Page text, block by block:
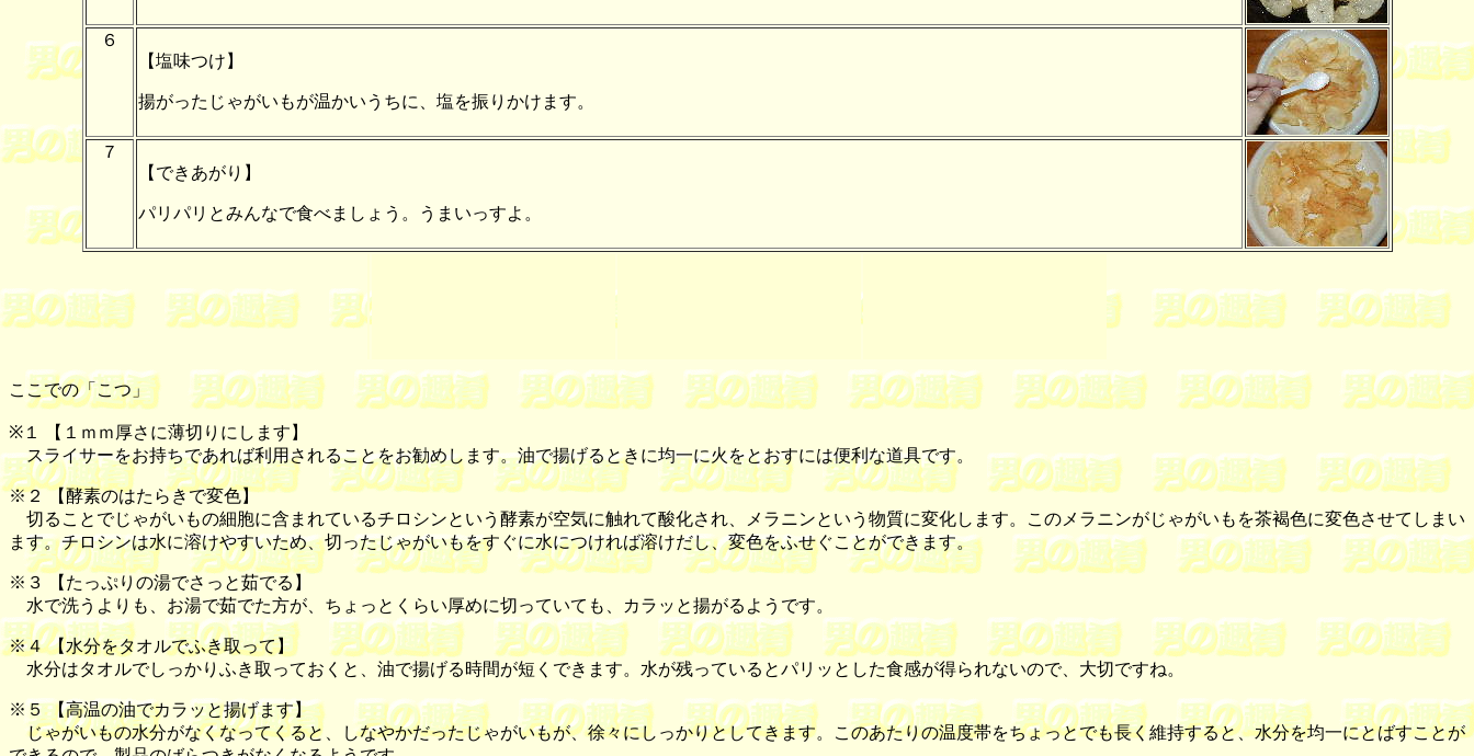
６
【塩味つけ】
揚がったじゃがいもが温かいうちに、塩を振りかけます。
７
【できあがり】
パリパリとみんなで食べましょう。うまいっすよ。
ここでの「こつ」
※１ 【 １ｍｍ厚さに薄切りにします 】
スライサーをお持ちであれば利用されることをお勧めします。油で揚げるときに均一に火をとおすには便利な道具です。
※２ 【酵素のはたらきで変色】
切ることでじゃがいもの細胞に含まれているチロシンという酵素が空気に触れて酸化され、メラニンという物質に変化します。このメラニンがじゃがいもを茶褐色に変色させてしまい
ます。チロシンは水に溶けやすいため、切ったじゃがいもをすぐに水につければ溶けだし、変色をふせぐことができます。
※３ 【 たっぷりの湯でさっと茹でる 】
水で洗うよりも、お湯で茹でた方が、ちょっとくらい厚めに切っていても、カラッと揚がるようです。
※４ 【水分をタオルでふき取って】
水分はタオルでしっかりふき取っておくと、油で揚げる時間が短くできます。水が残っているとパリッとした食感が得られないので、大切ですね。
※５ 【高温の油でカラッと揚げます】
じゃがいもの水分がなくなってくると、しなやかだったじゃがいもが、徐々にしっかりとしてきます。このあたりの温度帯をちょっとでも長く維持すると、水分を均一にとばすことが